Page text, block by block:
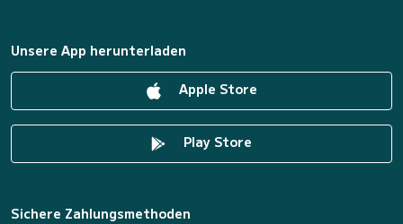
Unsere App herunterladen
Apple Store
Play Store
Sichere Zahlungsmethoden